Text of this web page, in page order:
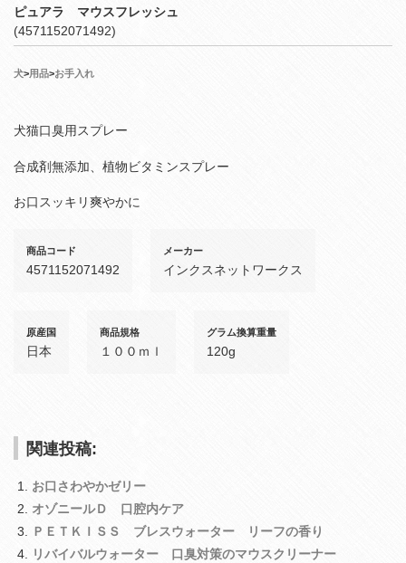
ピュアラ マウスフレッシュ
(4571152071492)
犬>用品>お手入れ
犬猫口臭用スプレー
合成剤無添加、植物ビタミンスプレー
お口スッキリ爽やかに
商品コード
4571152071492
メーカー
インクスネットワークス
原産国
日本
商品規格
１００ｍｌ
グラム換算重量
120g
関連投稿:
お口さわやかゼリー
オゾニールＤ 口腔内ケア
ＰＥＴＫＩＳＳ ブレスウォーター リーフの香り
リバイバルウォーター 口臭対策のマウスクリーナー